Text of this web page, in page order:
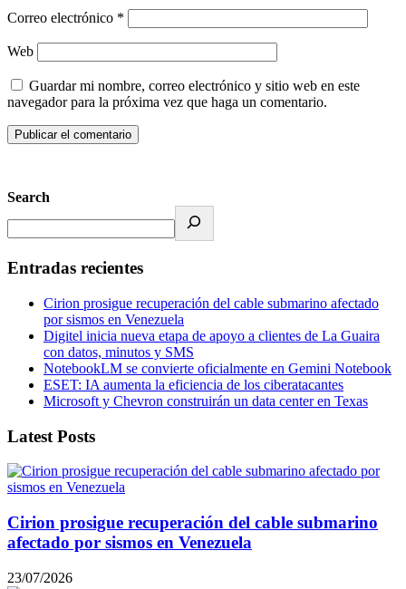
Correo electrónico *
Web
Guardar mi nombre, correo electrónico y sitio web en este
navegador para la próxima vez que haga un comentario.
Search
Entradas recientes
Cirion prosigue recuperación del cable submarino afectado
por sismos en Venezuela
Digitel inicia nueva etapa de apoyo a clientes de La Guaira
con datos, minutos y SMS
NotebookLM se convierte oficialmente en Gemini Notebook
ESET: IA aumenta la eficiencia de los ciberatacantes
Microsoft y Chevron construirán un data center en Texas
Latest Posts
Cirion prosigue recuperación del cable submarino
afectado por sismos en Venezuela
23/07/2026